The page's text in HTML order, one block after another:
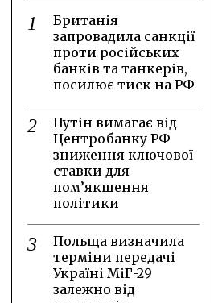
Британія
запровадила санкції
проти російських
банків та танкерів,
посилює тиск на РФ
Путін вимагає від
Центробанку РФ
зниження ключової
ставки для
пом’якшення
політики
Польща визначила
терміни передачі
Україні МіГ-29
залежно від